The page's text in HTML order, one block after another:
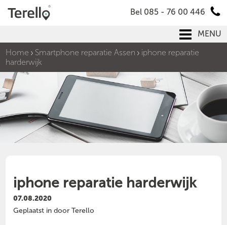
Bel 085 - 76 00 446
MENU
Home
Smartphone reparatie Assen
iphone reparatie
harderwijk
iphone reparatie harderwijk
07.08.2020
Geplaatst in door Terello